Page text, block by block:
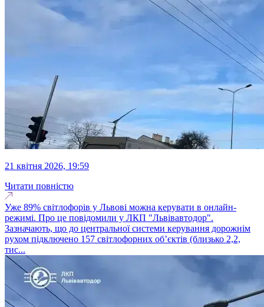
21 квітня 2026, 19:59
Читати повністю
Уже 89% світлофорів у Львові можна керувати в онлайн-
режимі. Про це повідомили у ЛКП "Львівавтодор".
Зазначають, що до центральної системи керування дорожнім
рухом підключено 157 світлофорних об’єктів (близько 2,2,
тис...